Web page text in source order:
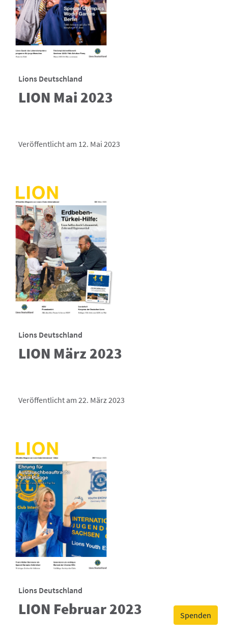
Spenden
Lions Deutschland
LION Mai 2023
Veröffentlicht am 12. Mai 2023
Lions Deutschland
LION März 2023
Veröffentlicht am 22. März 2023
Lions Deutschland
LION Februar 2023